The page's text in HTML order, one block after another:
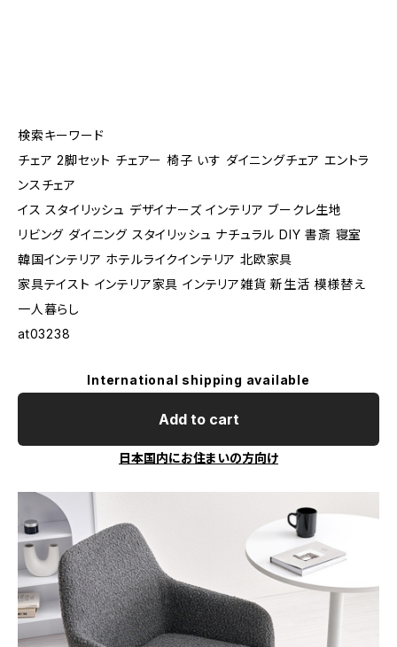
検索キーワード
チェア 2脚セット チェアー 椅子 いす ダイニングチェア エントラ
ンスチェア
イス スタイリッシュ デザイナーズ インテリア ブークレ生地
リビング ダイニング スタイリッシュ ナチュラル DIY 書斎 寝室
韓国インテリア ホテルライクインテリア 北欧家具
家具テイスト インテリア家具 インテリア雑貨 新生活 模様替え
一人暮らし
at03238
International shipping available
Add to cart
日本国内にお住まいの方向け